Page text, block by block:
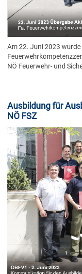
Am 22. Juni 2023 wurde
NÖ Feuerwehr- und
Ausbildung für
NÖ FSZ